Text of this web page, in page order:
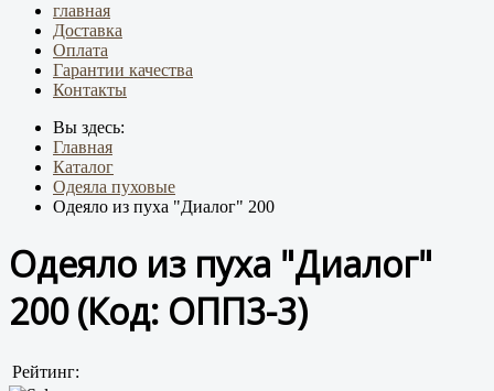
главная
Доставка
Оплата
Гарантии качества
Контакты
Вы здесь:
Главная
Каталог
Одеяла пуховые
Одеяло из пуха "Диалог" 200
Одеяло из пуха "Диалог"
200(Код: ОПП3-3)
Рейтинг: